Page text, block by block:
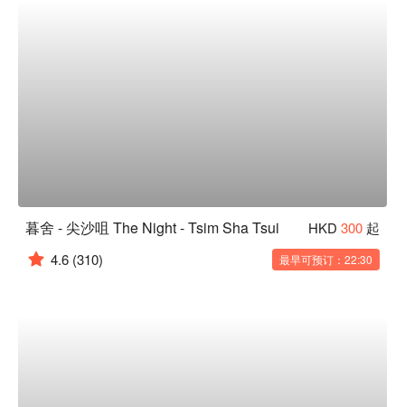
暮舍 - 尖沙咀 The Night - Tsim Sha Tsui HKD 300 起
4.6 (310) 最早可预订：22:30